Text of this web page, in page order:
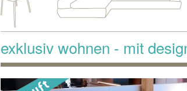
exklusiv wohnen - mit